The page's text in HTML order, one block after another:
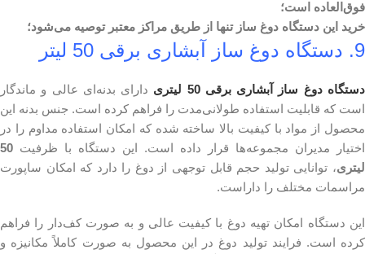
فوق‌العاده است؛
خرید این دستگاه دوغ ساز تنها از طریق مراکز معتبر توصیه می‌شود؛
9. دستگاه دوغ ساز آبشاری برقی 50 لیتر
دستگاه دوغ ساز آبشاری برقی 50 لیتری
دارای بدنه‌ای عالی و ماندگار
است که قابلیت استفاده طولانی‌مدت را فراهم کرده است. جنس بدنه این
محصول از مواد با کیفیت بالا ساخته شده که امکان استفاده مداوم را در
اختیار مدیران مجموعه‌ها قرار داده است. این دستگاه با ظرفیت 50
لیتری، توانایی تولید حجم قابل توجهی از دوغ را دارد که امکان ساپورت
مراسمات مختلف را داراست.
این دستگاه امکان تهیه دوغ با کیفیت عالی و به صورت کف‌دار را فراهم
کرده است. فرایند تولید دوغ در این محصول به صورت کاملاً مکانیزه و